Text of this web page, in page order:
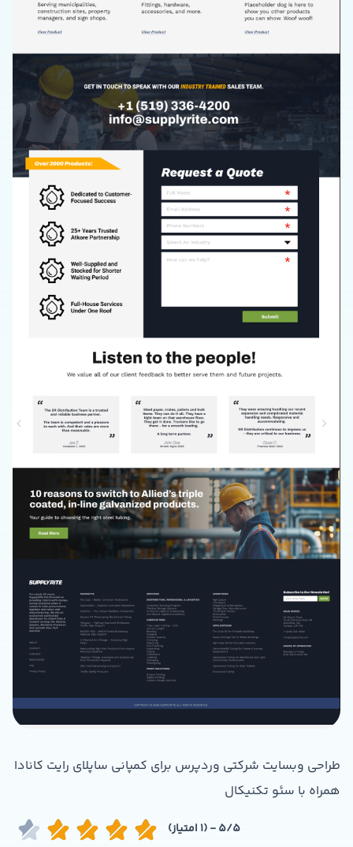
طراحی وبسایت شرکتی وردپرس برای کمپانی ساپلای رایت کانادا
همراه با سئو تکنیکال
5/5 - (1 امتیاز)